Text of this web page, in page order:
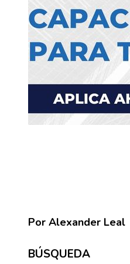
Por Alexander Leal
BÚSQUEDA